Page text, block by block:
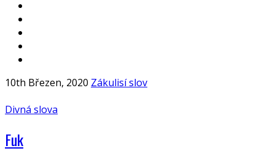
10th Březen, 2020 Zákulisí slov
Divná slova
Fuk